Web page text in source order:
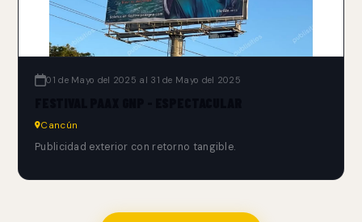
01 de Mayo del 2025 al 31 de Mayo del 2025
Cancún
Publicidad exterior con retorno tangible.